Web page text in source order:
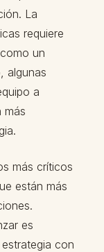
La
requiere
un
algunas
a
más
más críticos
están más
es
con